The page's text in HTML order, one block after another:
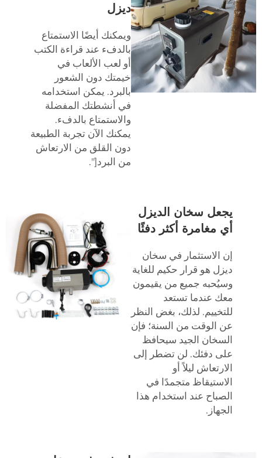
ديزل
ويمكنك أيضًا الاستمتاع
بالدفء عند قراءة الكتب
أو لعب الألعاب في
خيمتك دون الشعور
بالبرد. يمكن استخدامه
في أنشطتك المفضلة
والاستمتاع بالدفء.
يمكنك الآن تجربة الطبيعة
دون القلق من الارتعاش
من البرد[".
يجعل سخان الديزل
أي مغامرة أكثر دفئًا
إن الاستثمار في سخان
ديزل هو قرار حكيم للغاية
وسيُحبه جميع من يقيمون
معك عندما تستعد
للتخييم. لذلك، بغض النظر
عن الوقت من السنة؛ فإن
السخان الجيد سيحافظ
على دفئك. لن تضطر إلى
الارتعاش ليلاً أو
الاستيقاظ متجمدًا في
الصباح عند استخدام هذا
الجهاز.